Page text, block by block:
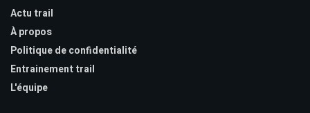
Actu trail
À propos
Politique de confidentialité
Entrainement trail
L'équipe